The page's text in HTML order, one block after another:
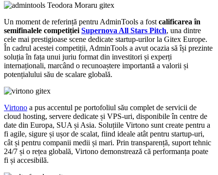
Un moment de referință pentru AdminTools a fost calificarea în
semifinalele competiției Supernova All Stars Pitch, una dintre
cele mai prestigioase scene dedicate startup-urilor la Gitex Europe.
În cadrul acestei competiții, AdminTools a avut ocazia să își prezinte
soluția în fața unui juriu format din investitori și experți
internaționali, marcând o recunoaștere importantă a valorii și
potențialului său de scalare globală.
Virtono a pus accentul pe portofoliul său complet de servicii de
cloud hosting, servere dedicate și VPS-uri, disponibile în centre de
date din Europa, SUA și Asia. Soluțiile Virtono sunt create pentru a
fi agile, sigure și ușor de scalat, fiind ideale atât pentru startup-uri,
cât și pentru companii medii și mari. Prin transparență, suport tehnic
24/7 și o rețea globală, Virtono demonstrează că performanța poate
fi și accesibilă.